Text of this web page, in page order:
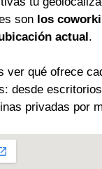
son los
actual.
ver qué ofrece
desde
privadas por